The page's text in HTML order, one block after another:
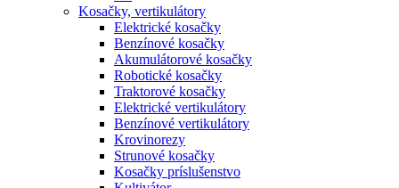
Kosačky, vertikulátory
Elektrické kosačky
Benzínové kosačky
Akumulátorové kosačky
Robotické kosačky
Traktorové kosačky
Elektrické vertikulátory
Benzínové vertikulátory
Krovinorezy
Strunové kosačky
Kosačky príslušenstvo